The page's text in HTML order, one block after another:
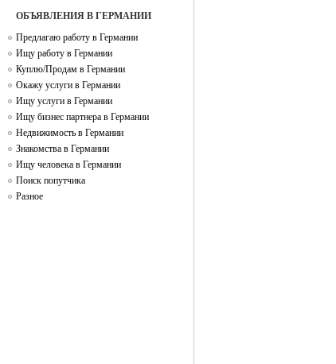
ОБЪЯВЛЕНИЯ В ГЕРМАНИИ
Предлагаю работу в Германии
Ищу работу в Германии
Куплю/Продам в Германии
Окажу услуги в Германии
Ищу услуги в Германии
Ищу бизнес партнера в Германии
Недвижимость в Германии
Знакомства в Германии
Ищу человека в Германии
Поиск попутчика
Разное